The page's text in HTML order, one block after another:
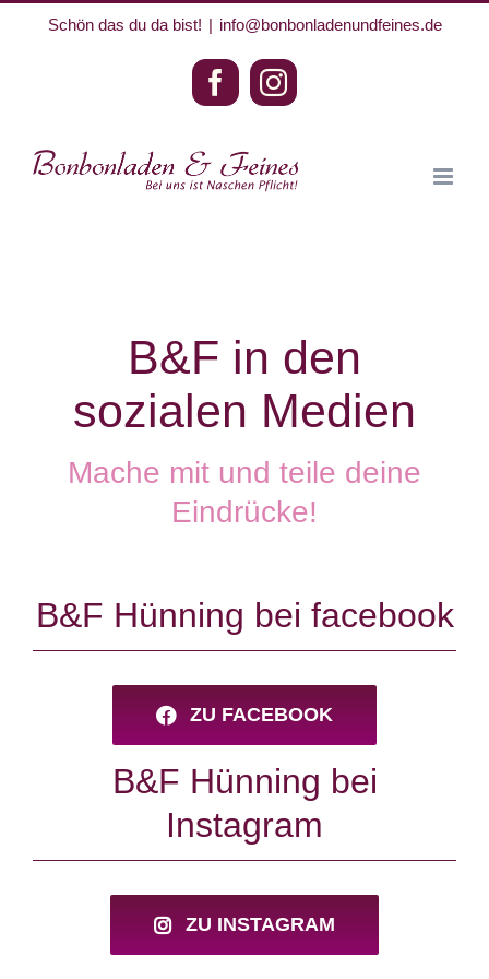
Schön das du da bist! | info@bonbonladenundfeines.de
FacebookInstagram
B&F in den
sozialen Medien
Mache mit und teile deine
Eindrücke!
B&F Hünning bei facebook
ZU FACEBOOK
B&F Hünning bei
Instagram
ZU INSTAGRAM